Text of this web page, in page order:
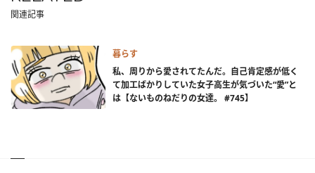
関連記事
暮らす
私、周りから愛されてたんだ。自己肯定感が低く
て加工ばかりしていた女子高生が気づいた“愛”と
は【ないものねだりの女達。 #745】